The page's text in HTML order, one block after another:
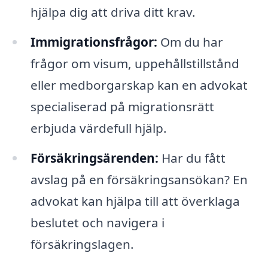
hjälpa dig att driva ditt krav.
Immigrationsfrågor: Om du har
frågor om visum, uppehållstillstånd
eller medborgarskap kan en advokat
specialiserad på migrationsrätt
erbjuda värdefull hjälp.
Försäkringsärenden: Har du fått
avslag på en försäkringsansökan? En
advokat kan hjälpa till att överklaga
beslutet och navigera i
försäkringslagen.